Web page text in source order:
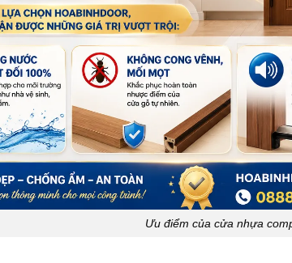
Ưu điểm của cửa nhựa